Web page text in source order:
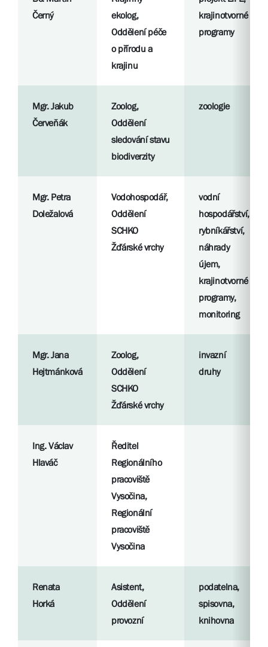
Černý
ekolog,
Oddělení péče
o přírodu a
krajinu
krajinotvorné
programy
Mgr. Jakub
Červeňák
Zoolog,
Oddělení
sledování stavu
biodiverzity
zoologie
Mgr. Petra
Doležalová
Vodohospodář,
Oddělení
SCHKO
Žďárské vrchy
vodní
hospodářství,
rybníkářství,
náhrady
újem,
krajinotvorné
programy,
monitoring
Mgr. Jana
Hejtmánková
Zoolog,
Oddělení
SCHKO
Žďárské vrchy
invazní
druhy
Ing. Václav
Hlaváč
Ředitel
Regionálního
pracoviště
Vysočina,
Regionální
pracoviště
Vysočina
Renata
Horká
Asistent,
Oddělení
provozní
podatelna,
spisovna,
knihovna